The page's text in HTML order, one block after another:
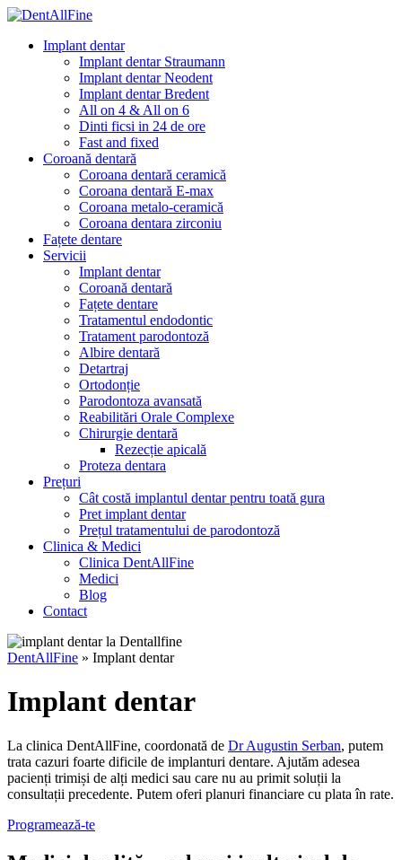
Implant dentar
Implant dentar Straumann
Implant dentar Neodent
Implant dentar Bredent
All on 4 & All on 6
Dinti ficsi in 24 de ore
Fast and fixed
Coroană dentară
Coroana dentară ceramică
Coroana dentară E-max
Coroana metalo-ceramică
Coroana dentara zirconiu
Fațete dentare
Servicii
Implant dentar
Coroană dentară
Fațete dentare
Tratamentul endodontic
Tratament parodontoză
Albire dentară
Detartraj
Ortodonție
Parodontoza avansată
Reabilitări Orale Complexe
Chirurgie dentară
Rezecție apicală
Proteza dentara
Prețuri
Cât costă implantul dentar pentru toată gura
Pret implant dentar
Prețul tratamentului de parodontoză
Clinica & Medici
Clinica DentAllFine
Medici
Blog
Contact
DentAllFine » Implant dentar
Implant dentar
La clinica DentAllFine, coordonată de Dr Augustin Serban, putem
trata cazuri foarte dificile de implanturi dentare. Ajutăm adesea
pacienți trimiși de alți medici sau care nu au primit soluții la
consultații precedente. Putem oferi planuri financiare cu plata în rate.
Programează-te